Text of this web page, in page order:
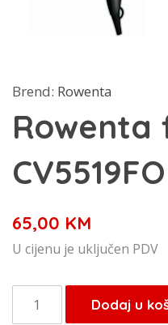
Brend: Rowenta
Rowenta
CV5519FO
65,00 KM
U cijenu je uključen PDV
Rowenta
fen
Dodaj u